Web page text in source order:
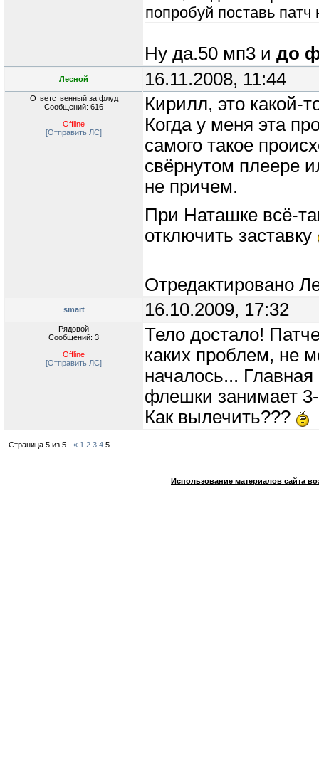
попробуй поставь
Ну да.50 мп3 и до
Лесной 16.11.2008, 11:44
Ответственный за флуд
Сообщений: 616
Offline
[Отправить ЛС]
Кирилл, это какой-
Когда у меня эта
самого такое
свёрнутом плеере
не причем.
При Наташке всё-
отключить заставку
Отредактировано
smart 16.10.2009, 17:32
Рядовой
Сообщений: 3
Offline
[Отправить ЛС]
Тело достало!
каких проблем, не
началось...
флешки занимает
Как вылечить???
Страница 5 из 5 « 1 2 3 4 5
Использование материалов сайта